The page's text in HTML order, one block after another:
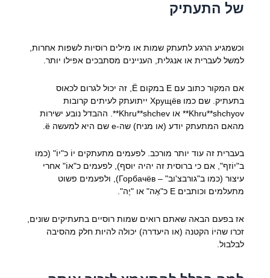
של התעתיק
וכשמגיע הרגע לתעתק שמות או מילים רוסיות לשפות אחרות,
למשל לעברית או אנגלית, העניינים מסתבכים אפילו יותר.
אם המקור כתוב עם E במקום Ё, זה יכול לגרום לכאוס
בתעתיק. שם כמו Хрущёв ייתועתק לעיתים קרובות
Khru**shchyov** או Khru**shchev**. ההבדל נובע ישירות
מהאם המתעתק יודע (או מניח) שה-е שם היא למעשה ё.
בעברית זה עוד יותר מורכב. לפעמים מתעתקים יוֹ כ"יוֹ" (כמו
ב"יוֹזף", אם כי ברוסית זה יהיה יוסף), לפעמים כ"אוֹ" אחרי
עיצור (כמו ב"גורבצ'וב" – Горбачёв), ולפעמים פשוט
מתעלמים וכותבים E כ"אֶה" או "יֶה".
אז בפעם הבאה שאתם רואים שמות רוסיים בתעתיקים שונים,
זכרו שהיוֹ הקטנה (או היעדרה) יכולה להיות חלק מהסיבה
לבלבול.